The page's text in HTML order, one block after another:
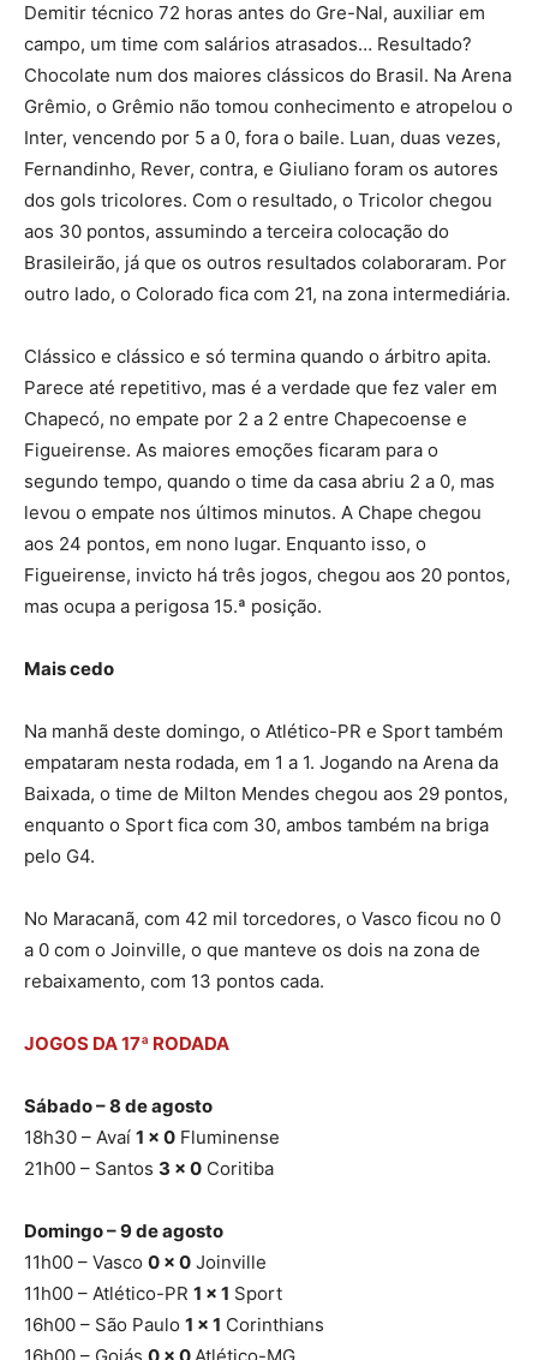
Demitir técnico 72 horas antes do Gre-Nal, auxiliar em
campo, um time com salários atrasados… Resultado?
Chocolate num dos maiores clássicos do Brasil. Na Arena
Grêmio, o Grêmio não tomou conhecimento e atropelou o
Inter, vencendo por 5 a 0, fora o baile. Luan, duas vezes,
Fernandinho, Rever, contra, e Giuliano foram os autores
dos gols tricolores. Com o resultado, o Tricolor chegou
aos 30 pontos, assumindo a terceira colocação do
Brasileirão, já que os outros resultados colaboraram. Por
outro lado, o Colorado fica com 21, na zona intermediária.
Clássico e clássico e só termina quando o árbitro apita.
Parece até repetitivo, mas é a verdade que fez valer em
Chapecó, no empate por 2 a 2 entre Chapecoense e
Figueirense. As maiores emoções ficaram para o
segundo tempo, quando o time da casa abriu 2 a 0, mas
levou o empate nos últimos minutos. A Chape chegou
aos 24 pontos, em nono lugar. Enquanto isso, o
Figueirense, invicto há três jogos, chegou aos 20 pontos,
mas ocupa a perigosa 15.ª posição.
Mais cedo
Na manhã deste domingo, o Atlético-PR e Sport também
empataram nesta rodada, em 1 a 1. Jogando na Arena da
Baixada, o time de Milton Mendes chegou aos 29 pontos,
enquanto o Sport fica com 30, ambos também na briga
pelo G4.
No Maracanã, com 42 mil torcedores, o Vasco ficou no 0
a 0 com o Joinville, o que manteve os dois na zona de
rebaixamento, com 13 pontos cada.
JOGOS DA 17ª RODADA
Sábado – 8 de agosto
18h30 – Avaí 1 x 0 Fluminense
21h00 – Santos 3 x 0 Coritiba
Domingo – 9 de agosto
11h00 – Vasco 0 x 0 Joinville
11h00 – Atlético-PR 1 x 1 Sport
16h00 – São Paulo 1 x 1 Corinthians